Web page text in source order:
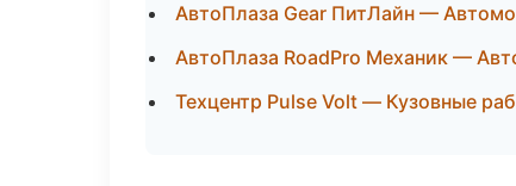
АвтоПлаза Gear ПитЛайн —
АвтоПлаза RoadPro Механик —
Техцентр Pulse Volt — Кузовные